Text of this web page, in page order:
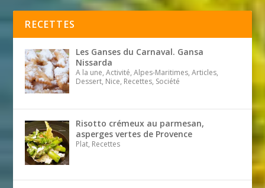
RECETTES
Les Ganses du Carnaval. Gansa
Nissarda
A la une, Activité, Alpes-Maritimes, Articles,
Dessert, Nice, Recettes, Société
Risotto crémeux au parmesan,
asperges vertes de Provence
Plat, Recettes